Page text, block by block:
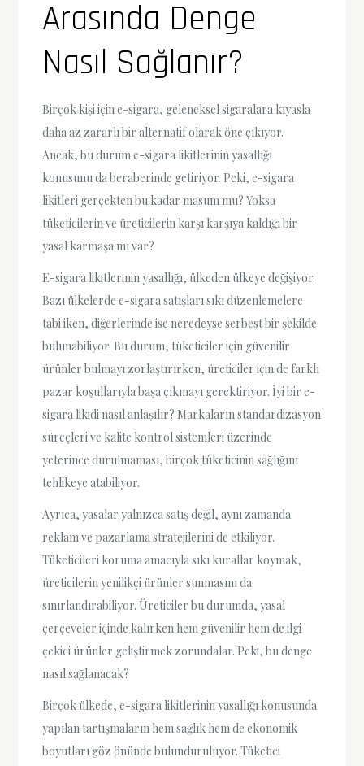
Arasında Denge
Nasıl Sağlanır?
Birçok kişi için e-sigara, geleneksel sigaralara kıyasla
daha az zararlı bir alternatif olarak öne çıkıyor.
Ancak, bu durum e-sigara likitlerinin yasallığı
konusunu da beraberinde getiriyor. Peki, e-sigara
likitleri gerçekten bu kadar masum mu? Yoksa
tüketicilerin ve üreticilerin karşı karşıya kaldığı bir
yasal karmaşa mı var?
E-sigara likitlerinin yasallığı, ülkeden ülkeye değişiyor.
Bazı ülkelerde e-sigara satışları sıkı düzenlemelere
tabi iken, diğerlerinde ise neredeyse serbest bir şekilde
bulunabiliyor. Bu durum, tüketiciler için güvenilir
ürünler bulmayı zorlaştırırken, üreticiler için de farklı
pazar koşullarıyla başa çıkmayı gerektiriyor. İyi bir e-
sigara likidi nasıl anlaşılır? Markaların standardizasyon
süreçleri ve kalite kontrol sistemleri üzerinde
yeterince durulmaması, birçok tüketicinin sağlığını
tehlikeye atabiliyor.
Ayrıca, yasalar yalnızca satış değil, aynı zamanda
reklam ve pazarlama stratejilerini de etkiliyor.
Tüketicileri koruma amacıyla sıkı kurallar koymak,
üreticilerin yenilikçi ürünler sunmasını da
sınırlandırabiliyor. Üreticiler bu durumda, yasal
çerçeveler içinde kalırken hem güvenilir hem de ilgi
çekici ürünler geliştirmek zorundalar. Peki, bu denge
nasıl sağlanacak?
Birçok ülkede, e-sigara likitlerinin yasallığı konusunda
yapılan tartışmaların hem sağlık hem de ekonomik
boyutları göz önünde bulunduruluyor. Tüketici